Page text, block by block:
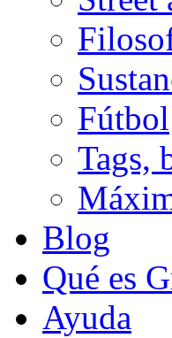
Fútbol
Tags,
Blog
Qué es
Ayuda